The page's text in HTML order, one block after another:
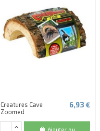
Creatures Cave
Zoomed
6,93 €
Ajouter au